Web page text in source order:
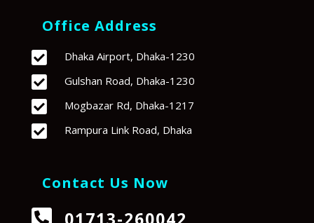
Office Address
 Dhaka Airport, Dhaka-1230
 Gulshan Road, Dhaka-1230
 Mogbazar Rd, Dhaka-1217
 Rampura Link Road, Dhaka
Contact Us Now
